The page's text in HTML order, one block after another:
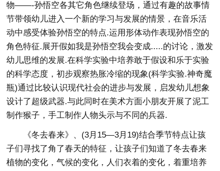
物——-孙悟空各其它角色继续登场，通过有趣的故事情
节带领幼儿进入一个新的学习与发展的情景，在音乐活
动中感受体验孙悟空的特点.运用形体动作表现孙悟空的
角色特征.展开假如我是孙悟空我会变成.....的讨论，激发
幼儿思维的发展.在科学实验中培养敢于假设和乐于实验
的科学态度，初步观察热胀冷缩的现象(科学实验.神奇魔
瓶)通过比较认识现代社会的进步与发展，启发幼儿想象
设计了超级武器.与此同时在美术方面小朋友开展了泥工
制作猴子，手工制作人物头示与不同的兵器.
《冬去春来》、(3月15—3月19)结合季节特点让孩
子们寻找了角了春天的特征，让孩子们知道了冬去春来
植物的变化，气候的变化，人们衣着的变化，着重培养